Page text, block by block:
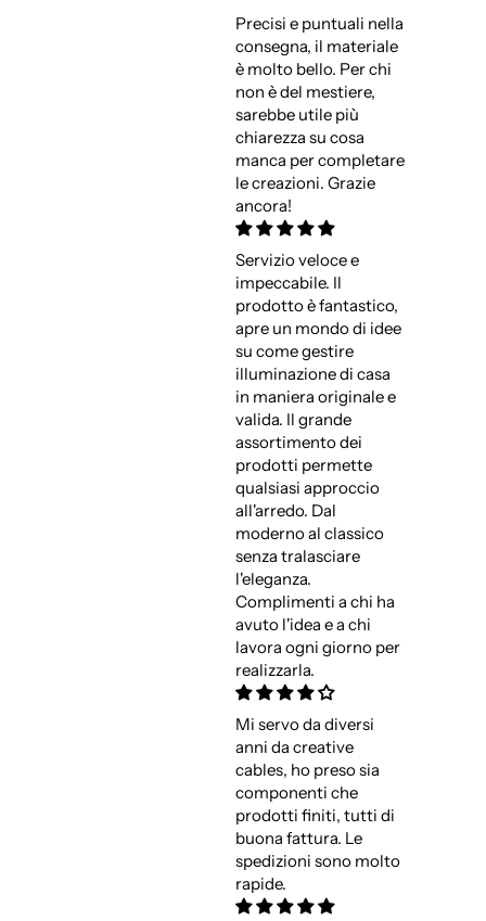
Precisi e puntuali nella
consegna, il materiale
è molto bello. Per chi
non è del mestiere,
sarebbe utile più
chiarezza su cosa
manca per completare
le creazioni. Grazie
ancora!
Servizio veloce e
impeccabile. Il
prodotto è fantastico,
apre un mondo di idee
su come gestire
illuminazione di casa
in maniera originale e
valida. Il grande
assortimento dei
prodotti permette
qualsiasi approccio
all'arredo. Dal
moderno al classico
senza tralasciare
l'eleganza.
Complimenti a chi ha
avuto l'idea e a chi
lavora ogni giorno per
realizzarla.
Mi servo da diversi
anni da creative
cables, ho preso sia
componenti che
prodotti finiti, tutti di
buona fattura. Le
spedizioni sono molto
rapide.